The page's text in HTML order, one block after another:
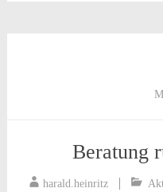
Beratung
harald.heinritz